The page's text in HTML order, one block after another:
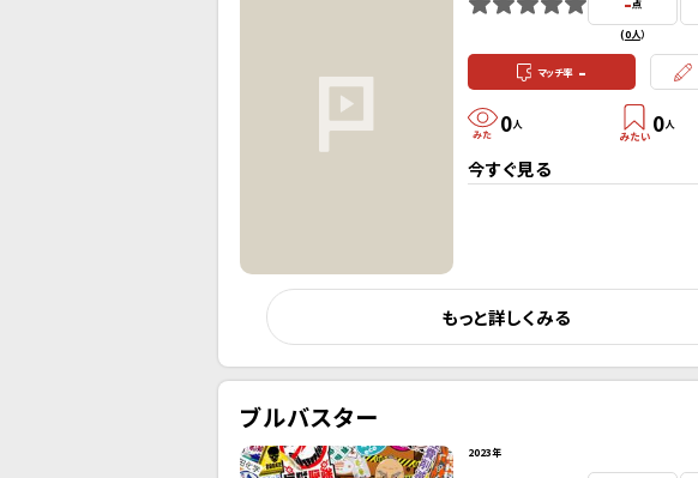
点
(0人）
マッチ率 -
0人 0人
今すぐ見る
もっと詳しくみる
ブルバスター
2023年